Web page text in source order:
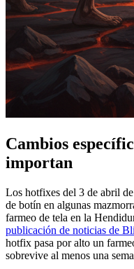
Cambios
importan
Los hotfixes del 3 de abril
de botín en algunas
farmeo de tela en la
publicación de noticias de
hotfix pasa por alto un
sobrevive al menos una